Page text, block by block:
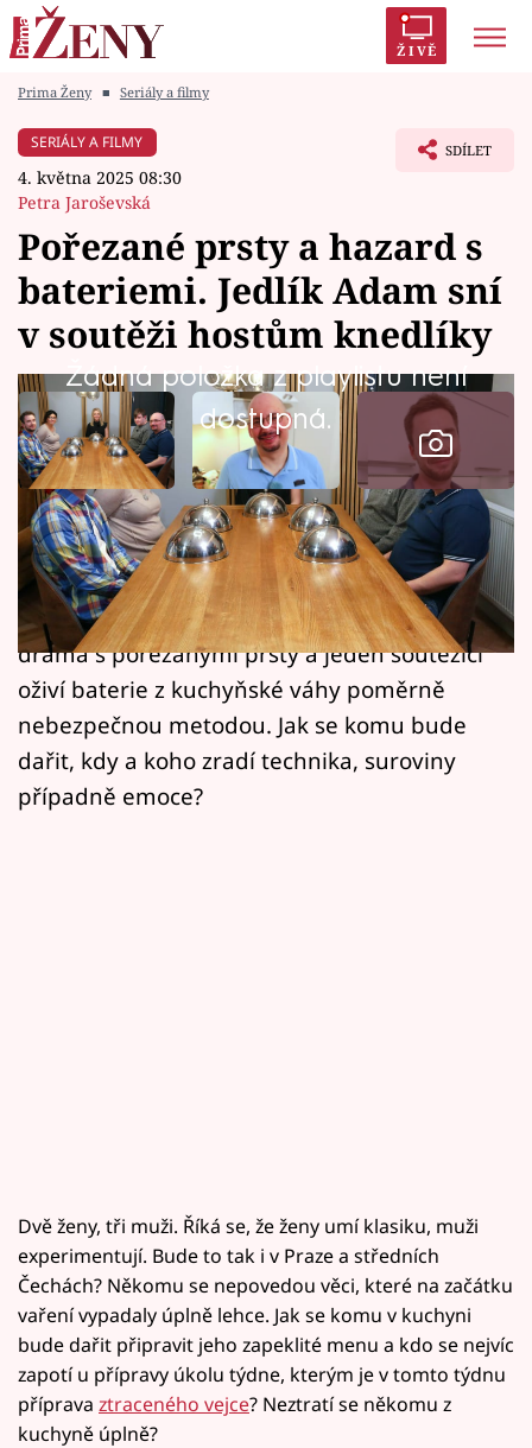
ŽIVĚ
Módní alarm
Témata
Celebrity
Vztahy
Seriály
Horoskopy
Sledujte prima+
Filmový festival Karlovy Vary
Pořady
Mámy sobě
Prima Ženy ■ Seriály a filmy
SERIÁLY A FILMY
4. května 2025 08:30
Petra Jaroševská
SDÍLET
Pořezané prsty a hazard s
bateriemi. Jedlík Adam sní
v soutěži hostům knedlíky
Žádná položka z playlistu není
dostupná.
Už v pondělí se můžete těšit na další porci
receptů a napětí. Tentokrát z Prahy a
Středočeského kraje. Chybět nebude krvavé
drama s pořezanými prsty a jeden soutěžící
oživí baterie z kuchyňské váhy poměrně
nebezpečnou metodou. Jak se komu bude
dařit, kdy a koho zradí technika, suroviny
případně emoce?
Dvě ženy, tři muži. Říká se, že ženy umí klasiku, muži
experimentují. Bude to tak i v Praze a středních
Čechách? Někomu se nepovedou věci, které na začátku
vaření vypadaly úplně lehce. Jak se komu v kuchyni
bude dařit připravit jeho zapeklité menu a kdo se nejvíc
zapotí u přípravy úkolu týdne, kterým je v tomto týdnu
příprava ztraceného vejce? Neztratí se někomu z
kuchyně úplně?